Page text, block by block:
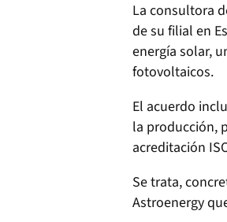
La consultora
de su filial en
energía solar,
fotovoltaicos.
El acuerdo
la producción,
acreditación
Se trata,
Astroenergy